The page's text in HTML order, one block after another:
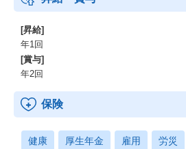
[昇給]
年1回
[賞与]
年2回
保険
健康 厚生年金 雇用 労災